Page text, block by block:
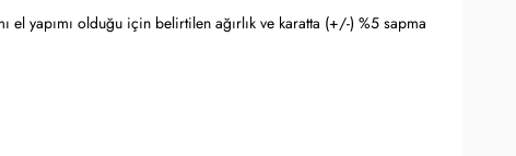
el yapımı olduğu için belirtilen ağırlık ve karatta (+/-) %5 sapma